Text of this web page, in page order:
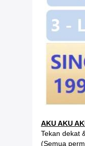
AKU AKU
Tekan dekat
(Semua